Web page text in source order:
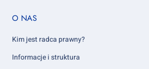
Footer
5
O NAS
Kim jest radca prawny?
Informacje i struktura